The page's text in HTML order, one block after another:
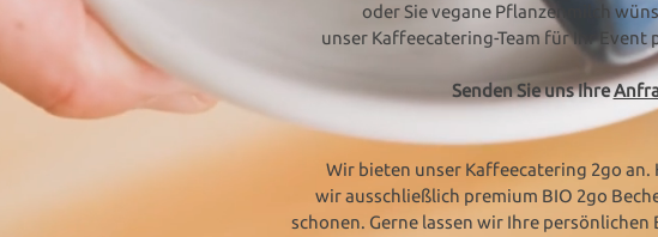
oder Sie vegane Pflanzenmilch
unser Kaffeecatering-Team für Ihr
Senden Sie uns Ihre
Wir bieten unser Kaffeecatering 2go
wir ausschließlich premium BIO 2go
schonen. Gerne lassen wir Ihre persönlichen